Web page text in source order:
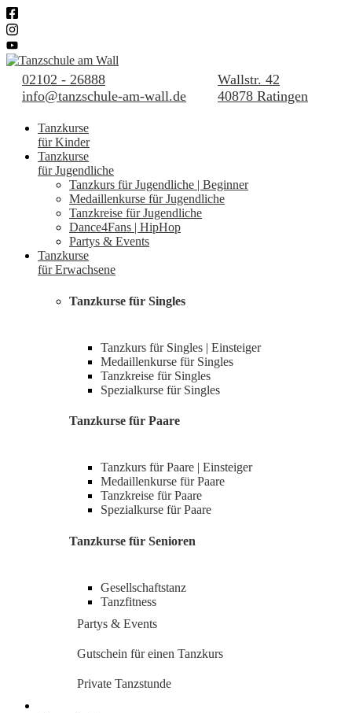
02102 - 26888
info@tanzschule-am-wall.de
Wallstr. 42
40878 Ratingen
Tanzkurse
für Kinder
Tanzkurse
für Jugendliche
Tanzkurs für Jugendliche | Beginner
Medaillenkurse für Jugendliche
Tanzkreise für Jugendliche
Dance4Fans | HipHop
Partys & Events
Tanzkurse
für Erwachsene
Tanzkurse für Singles
Tanzkurs für Singles | Einsteiger
Medaillenkurse für Singles
Tanzkreise für Singles
Spezialkurse für Singles
Tanzkurse für Paare
Tanzkurs für Paare | Einsteiger
Medaillenkurse für Paare
Tanzkreise für Paare
Spezialkurse für Paare
Tanzkurse für Senioren
Gesellschaftstanz
Tanzfitness
Partys & Events
Gutschein für einen Tanzkurs
Private Tanzstunde